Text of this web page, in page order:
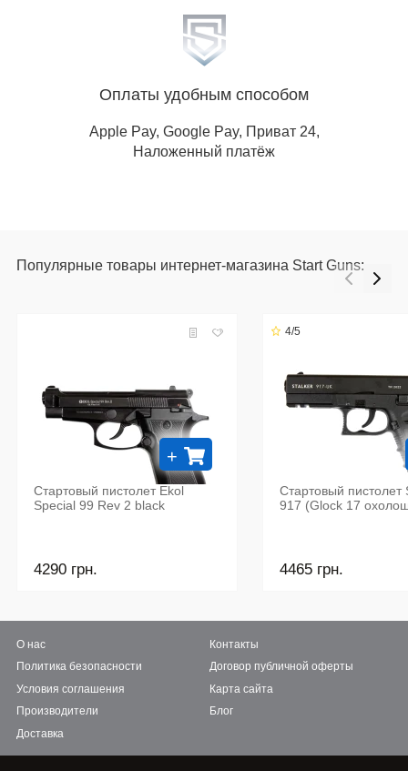
Оплаты удобным способом
Apple Pay, Google Pay, Приват 24,
Наложенный платёж
Популярные товары интернет-магазина Start Guns:
Стартовый пистолет Ekol
Special 99 Rev 2 black
4290 грн.
+
4/5
Стартовый пистолет
917 (Glock 17
4465 грн.
О нас
Политика безопасности
Условия соглашения
Производители
Доставка
Контакты
Договор публичной оферты
Карта сайта
Блог